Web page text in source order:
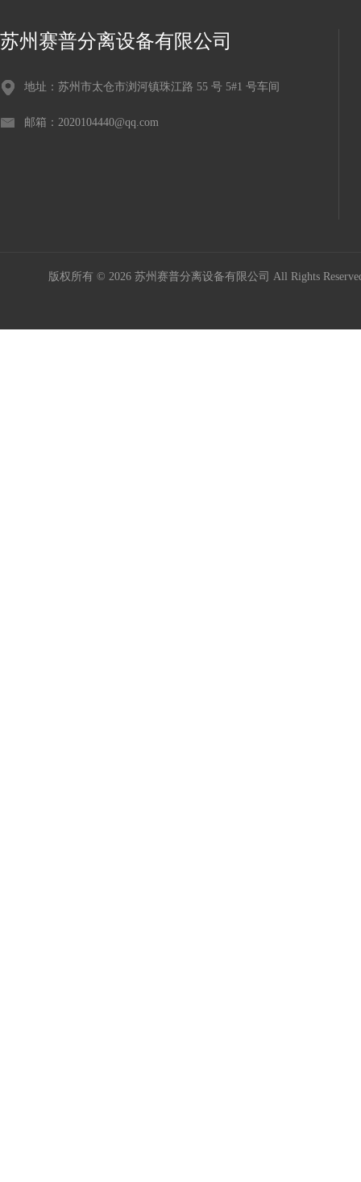
苏州赛普分离设备有限公司
地址：苏州市太仓市浏河镇珠江路 55 号 5#1 号车间
邮箱：2020104440@qq.com
版权所有 © 2026 苏州赛普分离设备有限公司 All Rights